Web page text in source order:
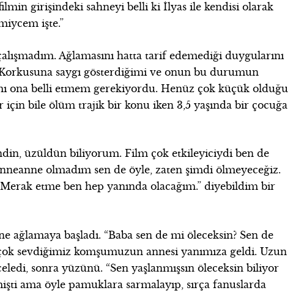
girişindeki sahneyi belli ki İlyas ile kendisi olarak
işte.”
Ağlamasını hatta tarif edemediği duygularını
saygı gösterdiğimi ve onun bu durumun
ona belli etmem gerekiyordu. Henüz çok küçük olduğu
bile ölüm trajik bir konu iken 3,5 yaşında bir çocuğa
üzüldün biliyorum. Film çok etkileyiciydi ben de
olmadım sen de öyle, zaten şimdi ölmeyeceğiz.
etme ben hep yanında olacağım.” diyebildim bir
ağlamaya başladı. “Baba sen de mi öleceksin? Sen de
sevdiğimiz komşumuzun annesi yanımıza geldi. Uzun
sonra yüzünü. “Sen yaşlanmışsın öleceksin biliyor
ama öyle pamuklara sarmalayıp, sırça fanuslarda